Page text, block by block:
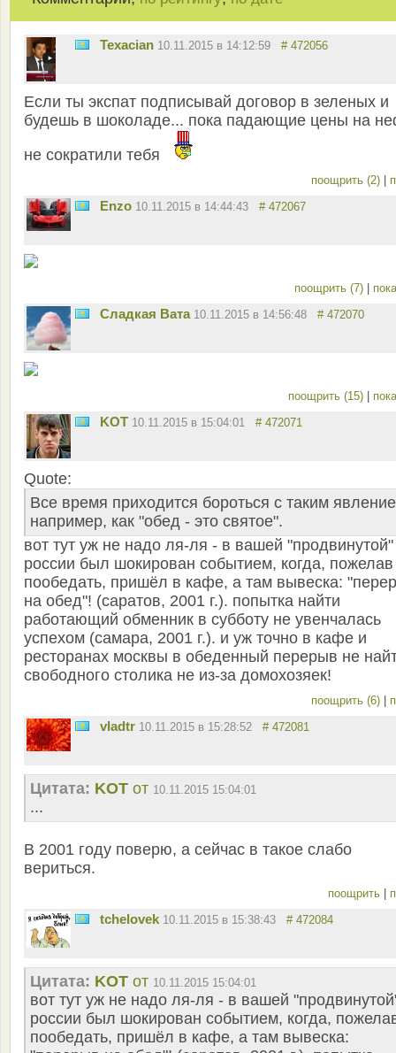
Texacian 10.11.2015 в 14:12:59 # 472056
Если ты экспат подписывай договор в зеленых и
будешь в шоколаде... пока падающие цены на
не сократили тебя
поощрить (2)
Enzo 10.11.2015 в 14:44:43 # 472067
поощрить (7)
Сладкая Вата 10.11.2015 в 14:56:48 # 472070
поощрить (15)
KOT 10.11.2015 в 15:04:01 # 472071
Quote:
Все время приходится бороться с таким
например, как "обед - это святое".
вот тут уж не надо ля-ля - в вашей "продвинутой"
россии был шокирован событием, когда, пожелав
пообедать, пришёл в кафе, а там вывеска:
на обед"! (саратов, 2001 г.). попытка найти
работающий обменник в субботу не увенчалась
успехом (самара, 2001 г.). и уж точно в кафе и
ресторанах москвы в обеденный перерыв не
свободного столика не из-за домохозяек!
поощрить (6)
vladtr 10.11.2015 в 15:28:52 # 472081
Цитата: KOT от 10.11.2015 15:04:01
...
В 2001 году поверю, а сейчас в такое слабо
вериться.
поощрить
tchelovek 10.11.2015 в 15:38:43 # 472084
Цитата: KOT от 10.11.2015 15:04:01
вот тут уж не надо ля-ля - в вашей
россии был шокирован событием, когда,
пообедать, пришёл в кафе, а там вывеска: